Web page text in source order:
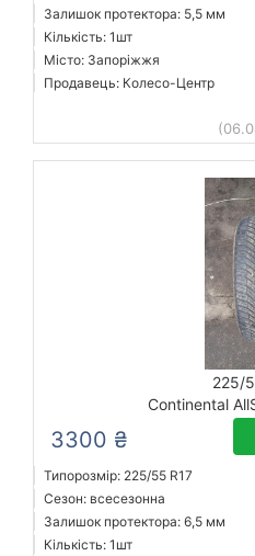
Залишок протектора: 5,5 мм
Кількість: 1шт
Місто: Запоріжжя
Продавець: Колесо-Центр
225/
Continental
3300 ₴
Типорозмір: 225/55 R17
Сезон: всесезонна
Залишок протектора: 6,5 мм
Кількість: 1шт